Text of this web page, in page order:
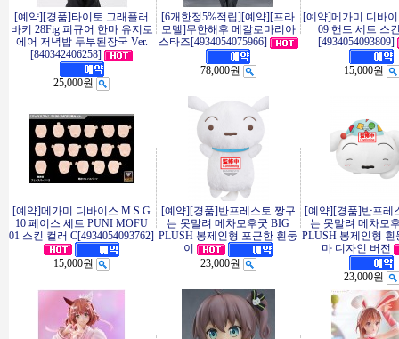
[예약][경품]타이토 그래플러
바키 28Fig 피규어 한마 유지로
에어 저녁밥 두부된장국 Ver.
[840342406258]
25,000원
[6개한정5%적립][예약][프라
모델]무한해후 메갈로마리아
스타즈[4934054075966]
78,000원
[예약]메가미 디바
09 핸드 세트 스
[4934054093809]
15,000원
[예약]메가미 디바이스 M.S.G
10 페이스 세트 PUNI MOFU
01 스킨 컬러 C[4934054093762]
15,000원
[예약][경품]반프레스토 짱구
는 못말려 메차모후굿 BIG
PLUSH 봉제인형 포근한 흰둥
이
23,000원
[예약][경품]반프레
는 못말려 메차모
PLUSH 봉제인형 흰
마 디자인 버전
23,000원